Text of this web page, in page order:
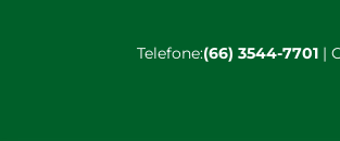
Telefone:(66) 3544-7701 |